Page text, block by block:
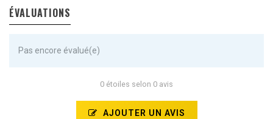
ÉVALUATIONS
Pas encore évalué(e)
0 étoiles selon 0 avis
AJOUTER UN AVIS